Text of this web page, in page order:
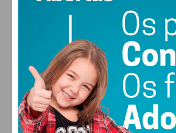
Eu li e concordo com os
condições
30°
SEX
27
SÁB
28°
DOM